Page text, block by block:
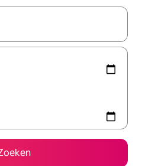
zijn, maak je een keuze